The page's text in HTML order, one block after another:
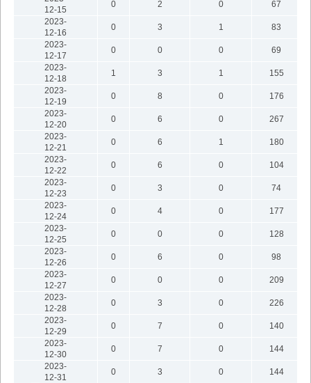
12-15
0 2 0
67
2023-
12-16
0 3 1
83
2023-
12-17
0 0 0
69
2023-
12-18
1 3 1
155
2023-
12-19
0 8 0
176
2023-
12-20
0 6 0
267
2023-
12-21
0 6 1
180
2023-
12-22
0 6 0
104
2023-
12-23
0 3 0
74
2023-
12-24
0 4 0
177
2023-
12-25
0 0 0
128
2023-
12-26
0 6 0
98
2023-
12-27
0 0 0
209
2023-
12-28
0 3 0
226
2023-
12-29
0 7 0
140
2023-
12-30
0 7 0
144
2023-
12-31
0 3 0
144